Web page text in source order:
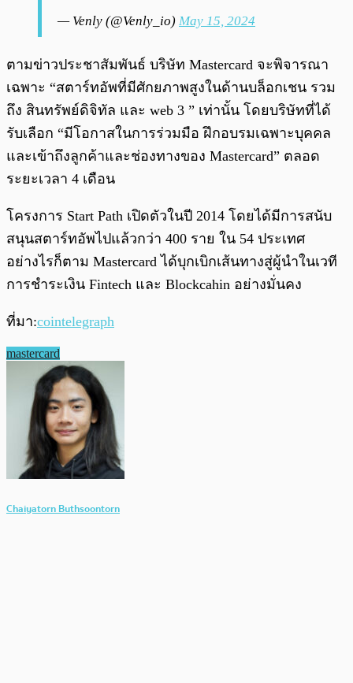
— Venly (@Venly_io) May 15, 2024
ตามข่าวประชาสัมพันธ์ บริษัท Mastercard จะพิจารณา
เฉพาะ “สตาร์ทอัพที่มีศักยภาพสูงในด้านบล็อกเชน รวม
ถึง สินทรัพย์ดิจิทัล และ web 3 ” เท่านั้น โดยบริษัทที่ได้
รับเลือก “มีโอกาสในการร่วมมือ ฝึกอบรมเฉพาะบุคคล
และเข้าถึงลูกค้าและช่องทางของ Mastercard” ตลอด
ระยะเวลา 4 เดือน
โครงการ Start Path เปิดตัวในปี 2014 โดยได้มีการสนับ
สนุนสตาร์ทอัพไปแล้วกว่า 400 ราย ใน 54 ประเทศ
อย่างไรก็ตาม Mastercard ได้บุกเบิกเส้นทางสู่ผู้นำในเวที
การชำระเงิน Fintech และ Blockcahin อย่างมั่นคง
ที่มา:cointelegraph
mastercard
Chaiyatorn Buthsoontorn